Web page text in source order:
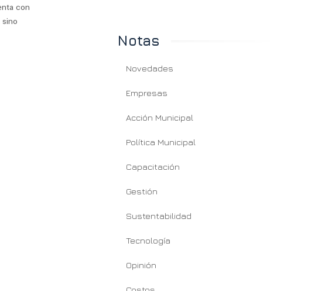
con
Notas
Novedades
Empresas
Acción Municipal
Política Municipal
Capacitación
Gestión
Sustentabilidad
Tecnología
Opinión